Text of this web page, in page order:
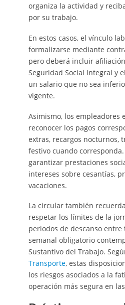
organiza la actividad y
por su trabajo.
En estos casos, el vínculo
formalizarse mediante
pero deberá incluir
Seguridad Social Integral y
un salario que no sea
vigente.
Asimismo, los empleadores
reconocer los pagos
extras, recargos nocturnos,
festivo cuando
garantizar prestaciones
intereses sobre cesantías,
vacaciones.
La circular también
respetar los límites de la
periodos de descanso entre
semanal obligatorio
Sustantivo del Trabajo.
Transporte, estas
los riesgos asociados a la
operación más segura en